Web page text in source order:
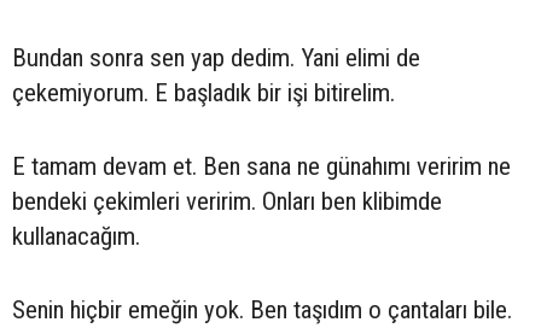
Bundan sonra sen yap dedim. Yani elimi de
çekemiyorum. E başladık bir işi bitirelim.
E tamam devam et. Ben sana ne günahımı veririm ne
bendeki çekimleri veririm. Onları ben klibimde
kullanacağım.
Senin hiçbir emeğin yok. Ben taşıdım o çantaları bile.